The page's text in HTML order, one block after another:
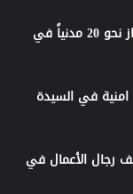
القبض على مطلوب بعد اشتباك مسلح واحتجاز نحو 20 مدنياً في
في السيدة
رجال الأعمال في